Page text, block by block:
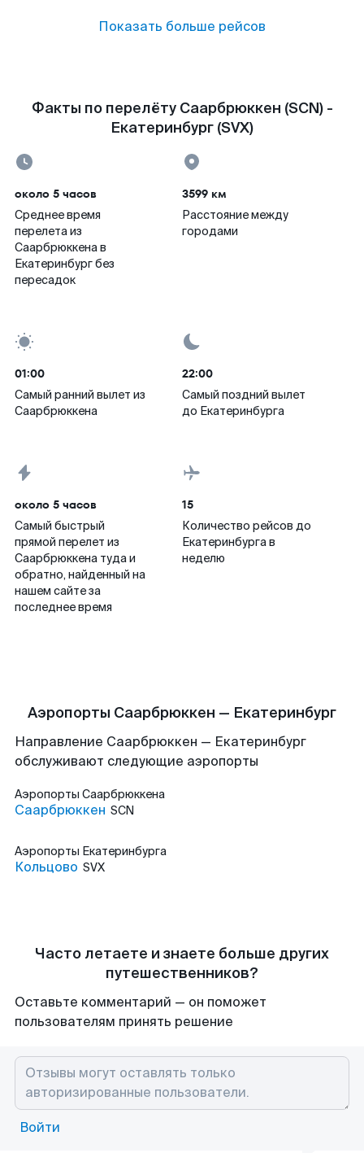
Показать больше рейсов
Факты по перелёту Саарбрюккен (SCN) -
Екатеринбург (SVX)
около 5 часов
Среднее время
перелета из
Саарбрюккена в
Екатеринбург без
пересадок
3599 км
Расстояние между
городами
01:00
Самый ранний вылет из
Саарбрюккена
22:00
Самый поздний вылет
до Екатеринбурга
около 5 часов
Самый быстрый
прямой перелет из
Саарбрюккена туда и
обратно, найденный на
нашем сайте за
последнее время
15
Количество рейсов до
Екатеринбурга в
неделю
Аэропорты Саарбрюккен — Екатеринбург
Направление Саарбрюккен — Екатеринбург
обслуживают следующие аэропорты
Аэропорты Саарбрюккена
Саарбрюккен SCN
Аэропорты Екатеринбурга
Кольцово SVX
Часто летаете и знаете больше других
путешественников?
Оставьте комментарий — он поможет
пользователям принять решение
Войти